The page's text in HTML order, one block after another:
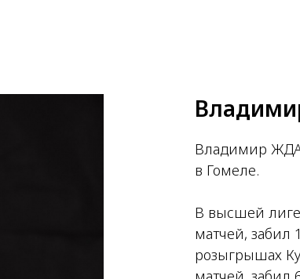
Владимир
в Гомеле.
В высшей лиге
матчей, забил
розыгрышах